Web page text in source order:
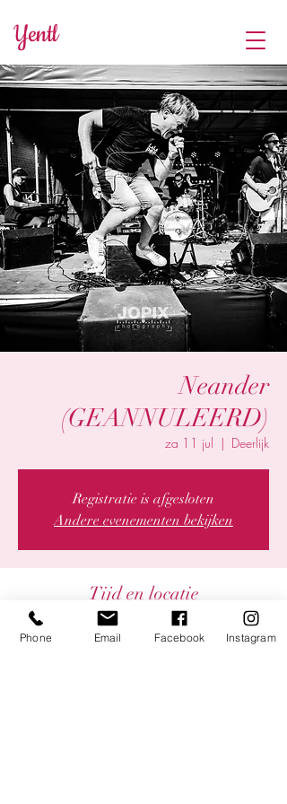
Yentl
Neander
(GEANNULEERD)
za 11 jul
  |
Deerlijk
Registratie is afgesloten
Andere evenementen bekijken
Tijd en locatie
11 jul 2020, 20:00
Deerlijk, Deerlijk, Belgium
Phone Email Facebook Instagram